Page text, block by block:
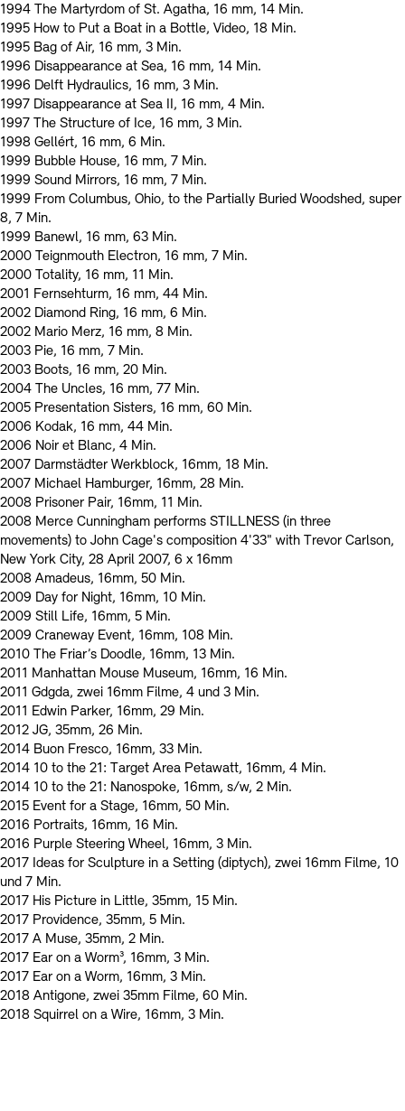
1994 The Martyrdom of St. Agatha, 16 mm, 14 Min.
1995 How to Put a Boat in a Bottle, Video, 18 Min.
1995 Bag of Air, 16 mm, 3 Min.
1996 Disappearance at Sea, 16 mm, 14 Min.
1996 Delft Hydraulics, 16 mm, 3 Min.
1997 Disappearance at Sea II, 16 mm, 4 Min.
1997 The Structure of Ice, 16 mm, 3 Min.
1998 Gellért, 16 mm, 6 Min.
1999 Bubble House, 16 mm, 7 Min.
1999 Sound Mirrors, 16 mm, 7 Min.
1999 From Columbus, Ohio, to the Partially Buried Woodshed, super
8, 7 Min.
1999 Banewl, 16 mm, 63 Min.
2000 Teignmouth Electron, 16 mm, 7 Min.
2000 Totality, 16 mm, 11 Min.
2001 Fernsehturm, 16 mm, 44 Min.
2002 Diamond Ring, 16 mm, 6 Min.
2002 Mario Merz, 16 mm, 8 Min.
2003 Pie, 16 mm, 7 Min.
2003 Boots, 16 mm, 20 Min.
2004 The Uncles, 16 mm, 77 Min.
2005 Presentation Sisters, 16 mm, 60 Min.
2006 Kodak, 16 mm, 44 Min.
2006 Noir et Blanc, 4 Min.
2007 Darmstädter Werkblock, 16mm, 18 Min.
2007 Michael Hamburger, 16mm, 28 Min.
2008 Prisoner Pair, 16mm, 11 Min.
2008 Merce Cunningham performs STILLNESS (in three
movements) to John Cage's composition 4'33" with Trevor Carlson,
New York City, 28 April 2007, 6 x 16mm
2008 Amadeus, 16mm, 50 Min.
2009 Day for Night, 16mm, 10 Min.
2009 Still Life, 16mm, 5 Min.
2009 Craneway Event, 16mm, 108 Min.
2010 The Friar’s Doodle, 16mm, 13 Min.
2011 Manhattan Mouse Museum, 16mm, 16 Min.
2011 Gdgda, zwei 16mm Filme, 4 und 3 Min.
2011 Edwin Parker, 16mm, 29 Min.
2012 JG, 35mm, 26 Min.
2014 Buon Fresco, 16mm, 33 Min.
2014 10 to the 21: Target Area Petawatt, 16mm, 4 Min.
2014 10 to the 21: Nanospoke, 16mm, s/w, 2 Min.
2015 Event for a Stage, 16mm, 50 Min.
2016 Portraits, 16mm, 16 Min.
2016 Purple Steering Wheel, 16mm, 3 Min.
2017 Ideas for Sculpture in a Setting (diptych), zwei 16mm Filme, 10
und 7 Min.
2017 His Picture in Little, 35mm, 15 Min.
2017 Providence, 35mm, 5 Min.
2017 A Muse, 35mm, 2 Min.
2017 Ear on a Worm³, 16mm, 3 Min.
2017 Ear on a Worm, 16mm, 3 Min.
2018 Antigone, zwei 35mm Filme, 60 Min.
2018 Squirrel on a Wire, 16mm, 3 Min.